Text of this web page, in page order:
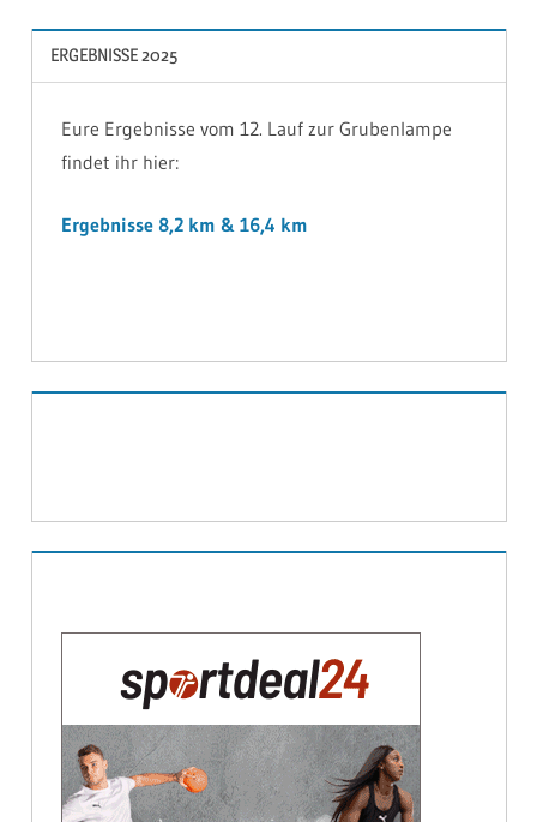
ERGEBNISSE 2025
Eure Ergebnisse vom 12. Lauf zur Grubenlampe
findet ihr hier:
Ergebnisse 8,2 km & 16,4 km